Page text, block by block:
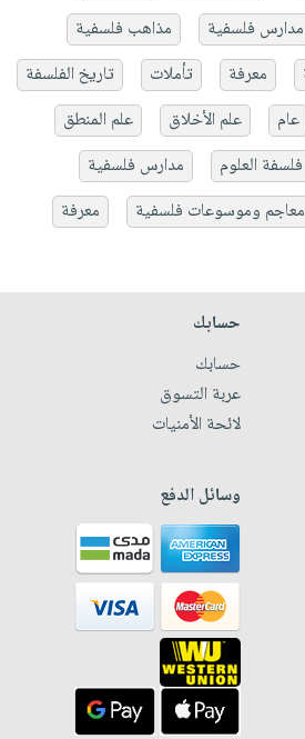
مدارس فلسفية
مذاهب فلسفية
معرفة تأملات
تاريخ الفلسفة
عام علم الأخلاق
علم المنطق
فلسفة العلوم
مدارس فلسفية
معاجم وموسوعات فلسفية معرفة
حسابك
حسابك
عربة التسوق
لائحة الأمنيات
وسائل الدفع